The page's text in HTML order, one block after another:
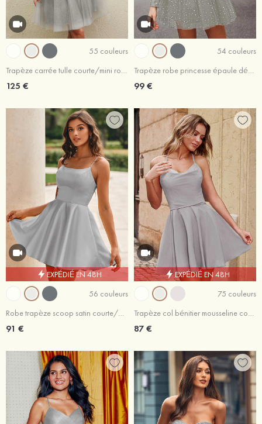
55 couleurs
Trapèze carrée tulle courte/mini robe de fête de la rentrée avec appliqué
125 €
54 couleurs
Trapèze robe princesse épaule dénudée tulle courte/mini robe de fête de la rentrée
99 €
EXPÉDIÉ EN 48H
56 couleurs
Robe trapèze scoop satin courte/mini robe de fête de la rentrée
91 €
EXPÉDIÉ EN 48H
75 couleurs
Trapèze col bénitier mousseline courte/mini robe de fête de la rentrée
87 €